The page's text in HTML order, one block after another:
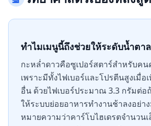
ทำไมเมนูนี้ถึงช่วยให้ระดับน้ำตา
กะหล่ำดาวคือซูเปอร์สตาร์สำหรับคน
เพราะมีทั้งไฟเบอร์และโปรตีนสูงเมื่
อื่น ด้วยไฟเบอร์ประมาณ 3.3 กรัมต่อ
ให้ระบบย่อยอาหารทำงานช้าลงอย่า
หมายความว่าคาร์โบไฮเดรตจำนวน